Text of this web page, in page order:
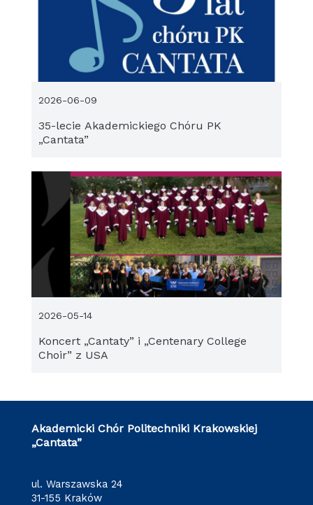
35-lecie Akademickiego Chóru PK
„Cantata”
2026-06-09
Koncert „Cantaty” i „Centenary College
Choir” z USA
2026-05-14
Akademicki Chór Politechniki Krakowskiej
„Cantata”
ul. Warszawska 24
31-155 Kraków